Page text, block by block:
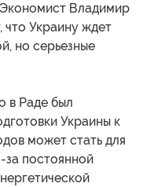
Владимир
что Украину ждет
но серьезные
в Раде был
Украины к
может стать для
за постоянной